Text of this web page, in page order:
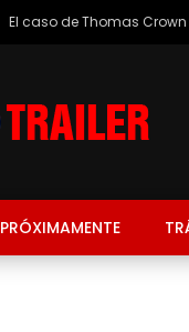
El caso de Thomas Crown
PRÓXIMAMENTE